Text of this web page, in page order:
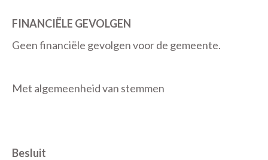
FINANCIËLE GEVOLGEN
Geen financiële gevolgen voor de gemeente.
Met algemeenheid van stemmen
Besluit